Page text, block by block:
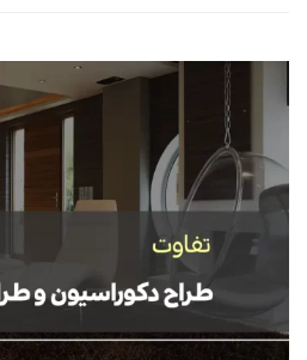
آموزش مجازی طراحی داخلی
نقاشی رنگ روغن
نقاشی آبرنگ
نقاشی کودک و نوجوان
طراحی سیاه قلم
نقاش مداد رنگی
نقاشی مینیاتور(نگارگری)
خوشنویسی نستعلیق
خوشنویسی با خودکار
خط نقاشی